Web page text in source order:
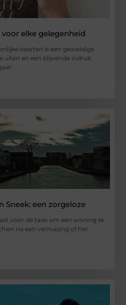
elke gelegenheid
kaarten is een geweldige
uiten en een blijvende indruk
een zorgeloze
voor de taak om een woning te
na een verhuizing of het